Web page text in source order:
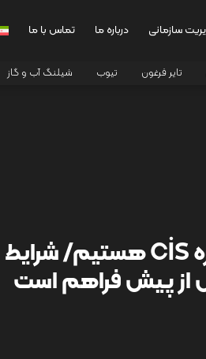
سازمانی درباره ما تماس با ما
تایر فرغون تیوب شیلنگ آب و گاز
به دنبال توسعه صادرات در کشورهای حوزه CİS هستیم/ شرایط
از پیش فراهم است